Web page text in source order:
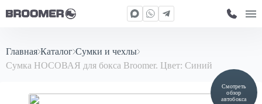
Главная Каталог Сумки и чехлы
Сумка НОСОВАЯ для бокса Broomer. Цвет: Синий
Смотреть
обзор
автобокса